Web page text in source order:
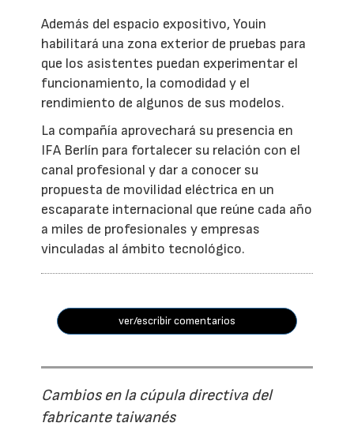
Además del espacio expositivo, Youin
habilitará una zona exterior de pruebas para
que los asistentes puedan experimentar el
funcionamiento, la comodidad y el
rendimiento de algunos de sus modelos.
La compañía aprovechará su presencia en
IFA Berlín para fortalecer su relación con el
canal profesional y dar a conocer su
propuesta de movilidad eléctrica en un
escaparate internacional que reúne cada año
a miles de profesionales y empresas
vinculadas al ámbito tecnológico.
ver/escribir comentarios
Cambios en la cúpula directiva del
fabricante taiwanés